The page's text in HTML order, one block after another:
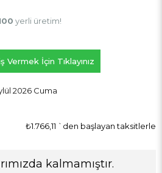
yerli üretim!
İçin Tıklayınız
2026 Cuma
₺1.766,11 `den başlayan taksitlerle
kalmamıştır.